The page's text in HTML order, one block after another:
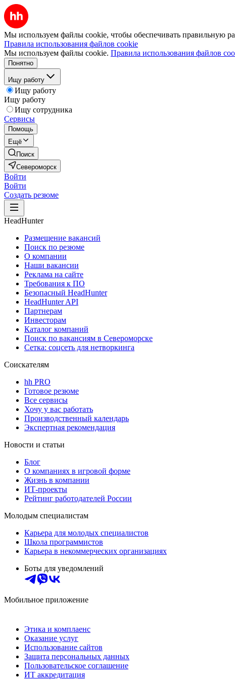
Мы используем файлы cookie, чтобы обеспечивать правильную
Правила использования файлов cookie
Мы используем файлы cookie. Правила использования файлов
Понятно
Ищу работу
Ищу работу
Ищу работу
Ищу сотрудника
Сервисы
Помощь
Ещё
Поиск
Североморск
Войти
Войти
Создать резюме
HeadHunter
Размещение вакансий
Поиск по резюме
О компании
Наши вакансии
Реклама на сайте
Требования к ПО
Безопасный HeadHunter
HeadHunter API
Партнерам
Инвесторам
Каталог компаний
Поиск по вакансиям в Североморске
Сетка: соцсеть для нетворкинга
Соискателям
hh PRO
Готовое резюме
Все сервисы
Хочу у вас работать
Производственный календарь
Экспертная рекомендация
Новости и статьи
Блог
О компаниях в игровой форме
Жизнь в компании
ИТ-проекты
Рейтинг работодателей России
Молодым специалистам
Карьера для молодых специалистов
Школа программистов
Карьера в некоммерческих организациях
Боты для уведомлений
Мобильное приложение
Этика и комплаенс
Оказание услуг
Использование сайтов
Защита персональных данных
Пользовательское соглашение
ИТ аккредитация